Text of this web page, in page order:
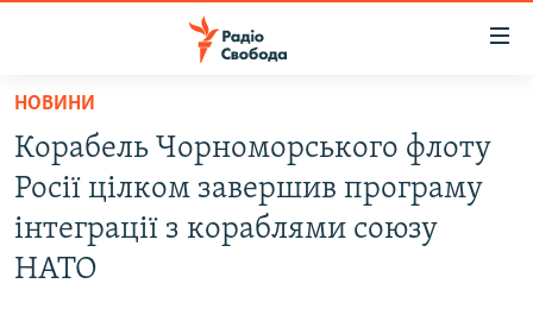
Перейти
основного
матеріалу
Перейти
до
основної
РАДІО СВОБОДА – 70 РОКІВ
ВСЕ ЗА ДОБУ
ПОЛІТИКА
ВІЙНА
НОВИНИ
Корабель Чорноморського флоту
Росії цілком завершив програму
інтеграції з кораблями союзу
НАТО